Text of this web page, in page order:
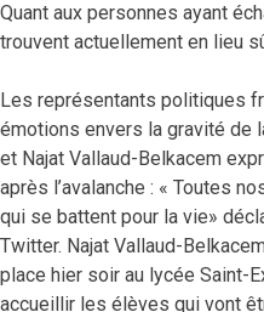
Quant aux personnes ayant
trouvent actuellement en lieu
Les représentants politiques
émotions envers la gravité de
et Najat Vallaud-Belkacem
après l’avalanche : « Toutes
qui se battent pour la vie»
Twitter. Najat Vallaud-
place hier soir au lycée Saint-
accueillir les élèves qui vont